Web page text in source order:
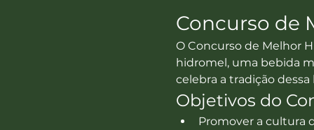
Concurso de
O Concurso de Melhor
hidromel, uma bebida
celebra a tradição
Objetivos do
Promover a cultura